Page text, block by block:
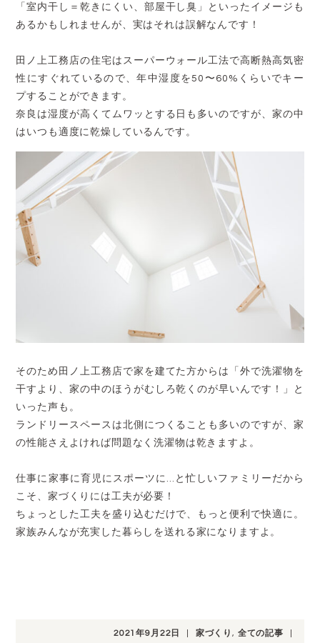
「室内干し＝乾きにくい、部屋干し臭」といったイメージも
あるかもしれませんが、実はそれは誤解なんです！
田ノ上工務店の住宅はスーパーウォール工法で高断熱高気密
性にすぐれているので、年中湿度を50〜60%くらいでキー
プすることができます。
奈良は湿度が高くてムワッとする日も多いのですが、家の中
はいつも適度に乾燥しているんです。
そのため田ノ上工務店で家を建てた方からは「外で洗濯物を
干すより、家の中のほうがむしろ乾くのが早いんです！」と
いった声も。
ランドリースペースは北側につくることも多いのですが、家
の性能さえよければ問題なく洗濯物は乾きますよ。
仕事に家事に育児にスポーツに…と忙しいファミリーだから
こそ、家づくりには工夫が必要！
ちょっとした工夫を盛り込むだけで、もっと便利で快適に。
家族みんなが充実した暮らしを送れる家になりますよ。
2021年9月22日 家づくり, 全ての記事